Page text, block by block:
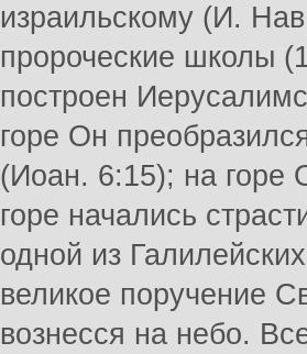
израильскому (И.
пророческие школы
построен
горе Он
(Иоан. 6:15); на горе
горе начались
одной из
великое поручение
вознесся на небо.